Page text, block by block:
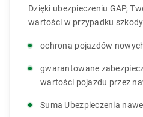
Dzięki ubezpieczeniu GAP,
wartości w przypadku
ochrona pojazdów
gwarantowane
wartości pojazdu przez
Suma Ubezpieczenia